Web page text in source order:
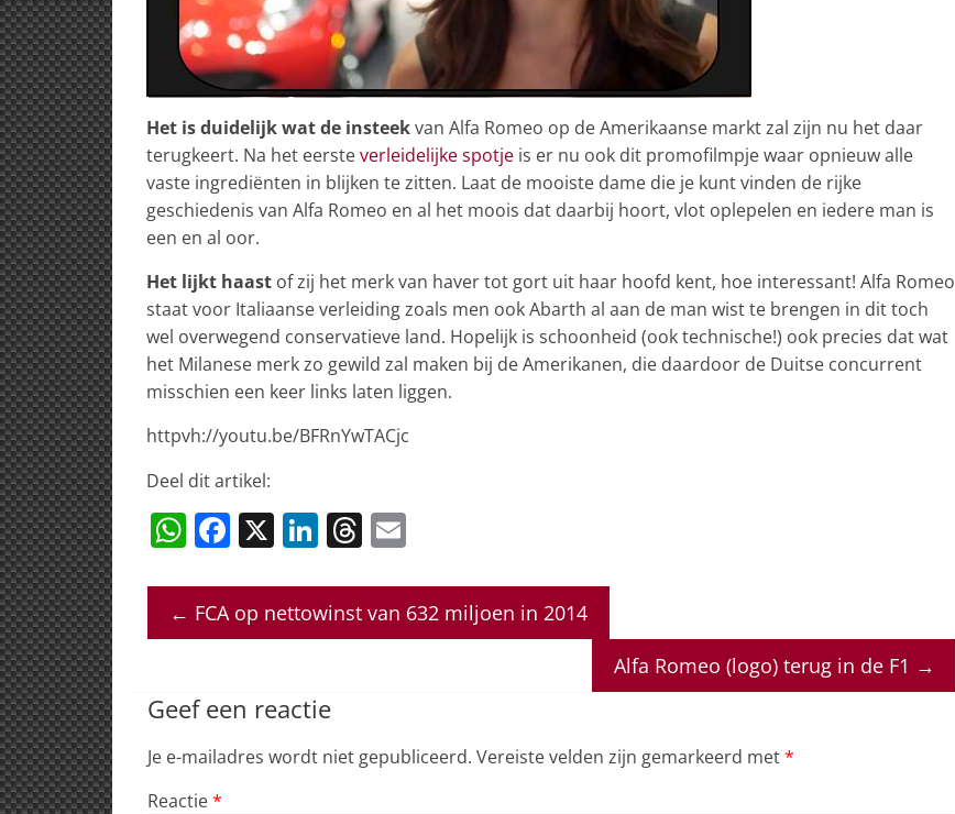
Het is duidelijk wat de insteekvan Alfa Romeo op de Amerikaanse markt zal zijn nu het daar
terugkeert. Na het eersteverleidelijke spotje is er nu ook dit promofilmpje waar opnieuw alle
vaste ingrediënten in blijken te zitten. Laat de mooiste dame die je kunt vinden de rijke
geschiedenis van Alfa Romeo en al het moois dat daarbij hoort, vlot oplepelen en iedere man is
een en al oor.
Het lijkt haast of zij het merk van haver tot gort uit haar hoofd kent, hoe interessant! Alfa Romeo
staat voor Italiaanse verleiding zoals men ook Abarth al aan de man wist te brengen in dit toch
wel overwegend conservatieve land. Hopelijk is schoonheid (ook technische!) ook precies dat wat
het Milanese merk zo gewild zal maken bij de Amerikanen, die daardoor de Duitse concurrent
misschien een keer links laten liggen.
httpvh://youtu.be/BFRnYwTACjc
Deel dit artikel:
W
at
s
p
F
c
e
o
o
k
X Li
k
e
n
T
re
a
ai
l
← FCA op nettowinst van 632 miljoen in 2014
Alfa Romeo (logo) terug in de F1 →
Geef een reactie
Je e-mailadres wordt niet gepubliceerd. Vereiste velden zijn gemarkeerd met*
Reactie*